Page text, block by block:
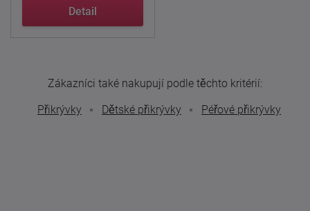
Detail
Zákazníci také nakupují podle těchto kritérií:
Přikrývky
Dětské přikrývky Péřové přikrývky